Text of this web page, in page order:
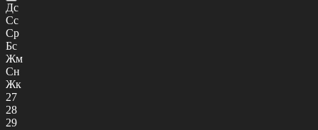
Дс
Сс
Ср
Бс
Жм
Сн
Жк
27
28
29